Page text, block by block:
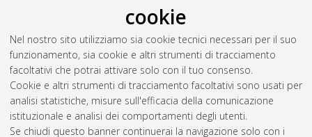
cookie
Nel nostro sito utilizziamo sia cookie tecnici necessari per il suo
funzionamento, sia cookie e altri strumenti di tracciamento
facoltativi che potrai attivare solo con il tuo consenso.
Cookie e altri strumenti di tracciamento facoltativi sono usati per
analisi statistiche, misure sull'efficacia della comunicazione
istituzionale e analisi dei comportamenti degli utenti.
Se chiudi questo banner continuerai la navigazione solo con i
(2011)Luoghi di identità e spazi del sacro
nella città europea contemporanea, [Dissertation thesis], Alma
Mater Studiorum Università di Bologna. Dottorato di ricerca in
Ingegneria edile-architettura, 23 Ciclo.
Questa lista e' stata generata ilSat Aug 8 20:47:11 2026